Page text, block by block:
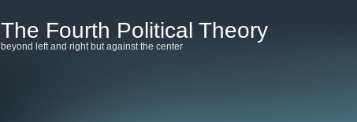
The Fourth Political Theory
beyond left and right but against the center